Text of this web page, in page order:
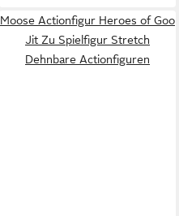
Moose Actionfigur Heroes of Goo
Jit Zu Spielfigur Stretch
Dehnbare Actionfiguren